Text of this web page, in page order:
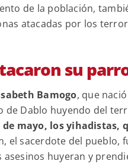
de la población,
atacadas por los
su
Bamogo, que
de Dablo huyendo del
mayo, los
el sacerdote del pueblo,
huyeran y